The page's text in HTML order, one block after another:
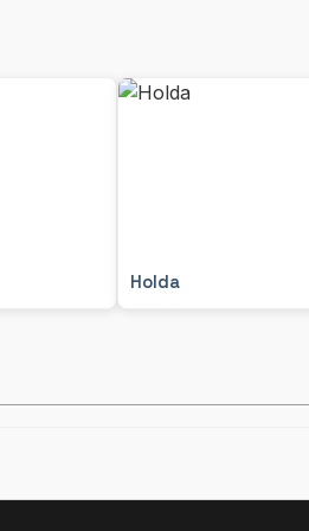
Holda